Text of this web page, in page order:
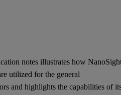
notes illustrates how
utilized for the general
and highlights the capabilities of